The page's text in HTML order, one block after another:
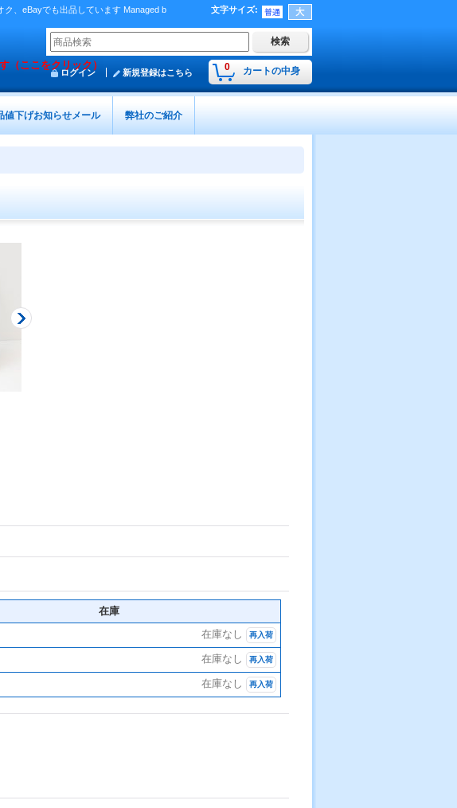
、eBayでも出品しています Managed b
文字サイズ:
（ここをクリック） 0 カートの中身
ログイン 新規登録はこちら
値下げお知らせメール 弊社のご紹介
在庫
在庫なし 再入荷
在庫なし 再入荷
在庫なし 再入荷